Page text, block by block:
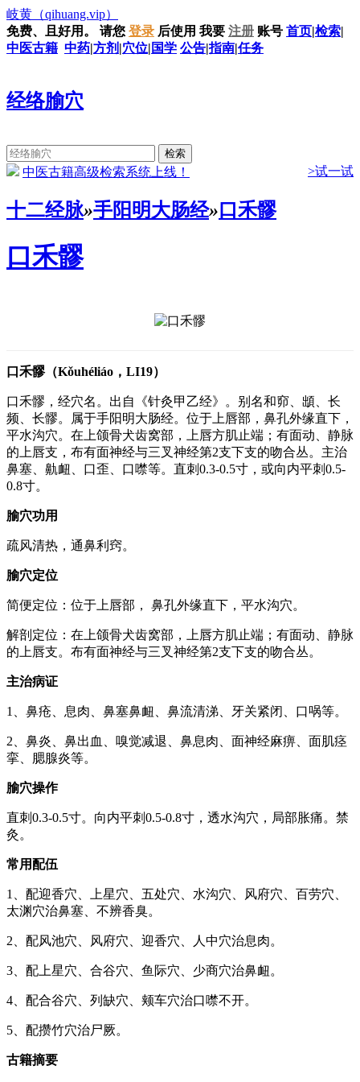
岐黄 （qihuang.vip）
免费、且好用。
请您 登录 后使用 我要 注册 账号 首页|检索|
中医古籍 中药|方剂 |穴位| 国学 公告|指南|任务
经络腧穴
中医古籍高级检索系统上线！ >试一试
十二经脉»手阳明大肠经» 口禾髎
口禾髎
口禾髎（Kǒuhéliáo，LI19）
口禾髎，经穴名。出自《针灸甲乙经》。别名和窌、䪼、长
频、长髎。属于手阳明大肠经。位于上唇部，鼻孔外缘直下，
平水沟穴。在上颌骨犬齿窝部，上唇方肌止端；有面动、静脉
的上唇支，布有面神经与三叉神经第2支下支的吻合丛。主治
鼻塞、鼽衄、口歪、口噤等。直刺0.3-0.5寸，或向内平刺0.5-
0.8寸。
腧穴功用
疏风清热，通鼻利窍。
腧穴定位
简便定位：位于上唇部， 鼻孔外缘直下，平水沟穴。
解剖定位：在上颌骨犬齿窝部，上唇方肌止端；有面动、静脉
的上唇支。布有面神经与三叉神经第2支下支的吻合丛。
主治病证
1、鼻疮、息肉、鼻塞鼻衄、鼻流清涕、牙关紧闭、口㖞等。
2、鼻炎、鼻出血、嗅觉减退、鼻息肉、面神经麻痹、面肌痉
挛、腮腺炎等。
腧穴操作
直刺0.3-0.5寸。向内平刺0.5-0.8寸，透水沟穴，局部胀痛。禁
灸。
常用配伍
1、配迎香穴、上星穴、五处穴、水沟穴、风府穴、百劳穴、
太渊穴治鼻塞、不辨香臭。
2、配风池穴、风府穴、迎香穴、人中穴治息肉。
3、配上星穴、合谷穴、鱼际穴、少商穴治鼻衄。
4、配合谷穴、列缺穴、颊车穴治口噤不开。
5、配攒竹穴治尸厥。
古籍摘要